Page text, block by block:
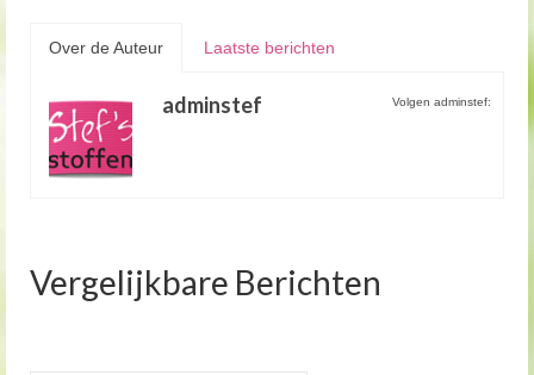
Over de Auteur Laatste berichten
Volgen adminstef:
adminstef
Vergelijkbare Berichten